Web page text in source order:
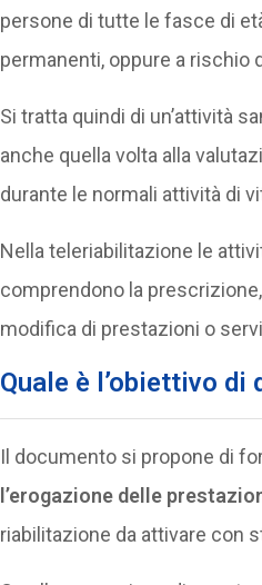
persone di tutte le fasce di
permanenti, oppure a rischio
Si tratta quindi di un’attività
anche quella volta alla
durante le normali attività di
Nella teleriabilitazione le
comprendono la
modifica di prestazioni o
Quale è l’obiettivo di
Il documento si propone di
l’erogazione delle
riabilitazione da attivare con